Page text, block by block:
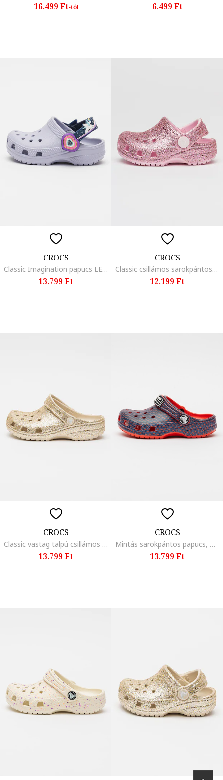
16.499 Ft-tól 6.499 Ft
CROCS
Classic Imagination papucs LED fényekkel, Halványlila
13.799 Ft
CROCS
Classic csillámos sarokpántos papucs, Fukszia
12.199 Ft
CROCS
Classic vastag talpú csillámos papucs, Aranyszín
13.799 Ft
CROCS
Mintás sarokpántos papucs, Piros/Tengerészkék
13.799 Ft